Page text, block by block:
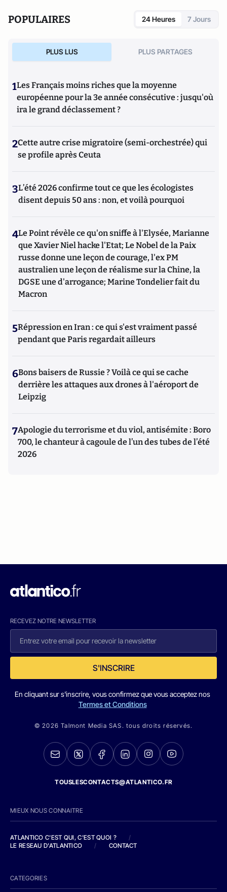
POPULAIRES 24 Heures 7 Jours
PLUS LUS PLUS PARTAGES
1Les Français moins riches que la moyenne
européenne pour la 3e année consécutive : jusqu'où
ira le grand déclassement ?
2Cette autre crise migratoire (semi-orchestrée) qui
se profile après Ceuta
3L’été 2026 confirme tout ce que les écologistes
disent depuis 50 ans : non, et voilà pourquoi
4Le Point révèle ce qu'on sniffe à l'Elysée, Marianne
que Xavier Niel hacke l'Etat; Le Nobel de la Paix
russe donne une leçon de courage, l'ex PM
australien une leçon de réalisme sur la Chine, la
DGSE une d'arrogance; Marine Tondelier fait du
Macron
5Répression en Iran : ce qui s'est vraiment passé
pendant que Paris regardait ailleurs
6Bons baisers de Russie ? Voilà ce qui se cache
derrière les attaques aux drones à l'aéroport de
Leipzig
7Apologie du terrorisme et du viol, antisémite : Boro
700, le chanteur à cagoule de l’un des tubes de l’été
2026
RECEVEZ NOTRE NEWSLETTER
S'INSCRIRE
En cliquant sur s'inscrire, vous confirmez que vous acceptez nos
Termes et Conditions
© 2026 Talmont Media SAS. tous droits réservés.
TOUSLESCONTACTS@ATLANTICO.FR
MIEUX NOUS CONNAITRE
ATLANTICO C'EST QUI, C'EST QUOI ?
/
LE RESEAU D'ATLANTICO
/ CONTACT
CATEGORIES